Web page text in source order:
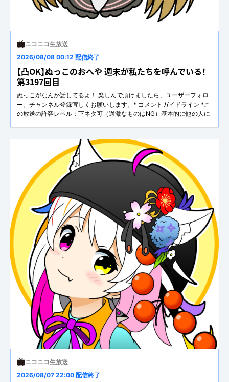
ニコニコ生放送
2026/08/08 00:12 配信終了
【凸OK】ぬっこのおへや 週末が私たちを呼んでいる！
第3197回目
ぬっこがなんか話してるよ！ 楽しんで頂けましたら、ユーザーフォロ
ー。チャンネル登録宜しくお願いします。* コメントガイドライン *こ
の放送の許容レベル：下ネタ可（過激なものはNG）基本的に他の人に
ニコニコ生放送
2026/08/07 22:00 配信終了